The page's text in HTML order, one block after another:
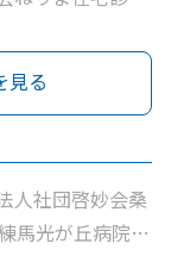
院 / 医療法人社
人地域医療振興
きくかわクリ
社団ナイズキャ
谷クリニック /
ック / 練馬光が
見る
人社団啓妙会桑
馬光が丘病院 /